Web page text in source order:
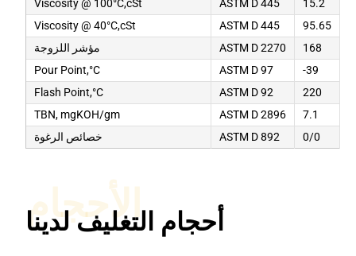
Viscosity @ 100°C,cSt ASTM D 445
15.2
Viscosity @ 40°C,cSt
ASTM D 445
95.65
مؤشر اللزوجة
ASTM D 2270
168
Pour Point,°C
ASTM D 97
-39
Flash Point,°C
ASTM D 92
220
TBN, mgKOH/gm
ASTM D 2896
7.1
خصائص الرغوة
ASTM D 892 0/0
الأحجام
أحجام التغليف لدينا